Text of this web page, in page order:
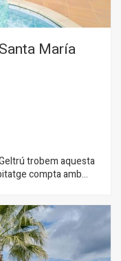
María
trobem aquesta
compta amb
grans dimensions i
espai accedim també
espai també
El jardí compta amb